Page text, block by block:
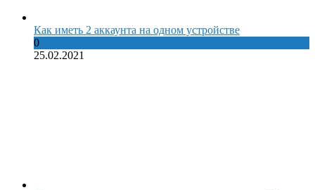
Как иметь 2 аккаунта на одном устройстве
0
25.02.2021